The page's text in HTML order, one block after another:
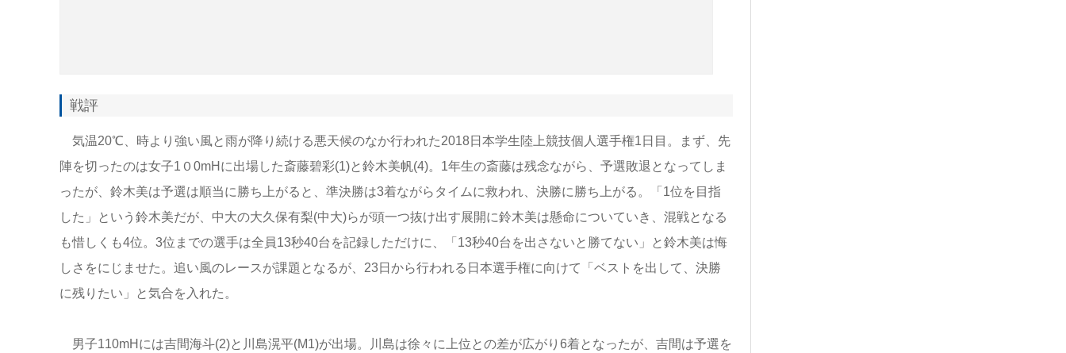
戦評
気温20℃、時より強い風と雨が降り続ける悪天候のなか行われた2018日本学生陸上競技個人選手権1日目。まず、先
陣を切ったのは女子1０0mHに出場した斎藤碧彩(1)と鈴木美帆(4)。1年生の斎藤は残念ながら、予選敗退となってしま
ったが、鈴木美は予選は順当に勝ち上がると、準決勝は3着ながらタイムに救われ、決勝に勝ち上がる。「1位を目指
した」という鈴木美だが、中大の大久保有梨(中大)らが頭一つ抜け出す展開に鈴木美は懸命についていき、混戦となる
も惜しくも4位。3位までの選手は全員13秒40台を記録しただけに、「13秒40台を出さないと勝てない」と鈴木美は悔
しさをにじませた。追い風のレースが課題となるが、23日から行われる日本選手権に向けて「ベストを出して、決勝
に残りたい」と気合を入れた。
男子110mHには吉間海斗(2)と川島滉平(M1)が出場。川島は徐々に上位との差が広がり6着となったが、吉間は予選を